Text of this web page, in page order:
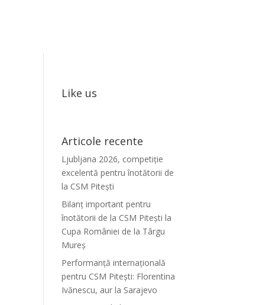
Like us
Articole recente
Ljubljana 2026, competiție
excelentă pentru înotătorii de
la CSM Pitești
Bilanț important pentru
înotătorii de la CSM Pitești la
Cupa României de la Târgu
Mureș
Performanță internațională
pentru CSM Pitești: Florentina
Ivănescu, aur la Sarajevo